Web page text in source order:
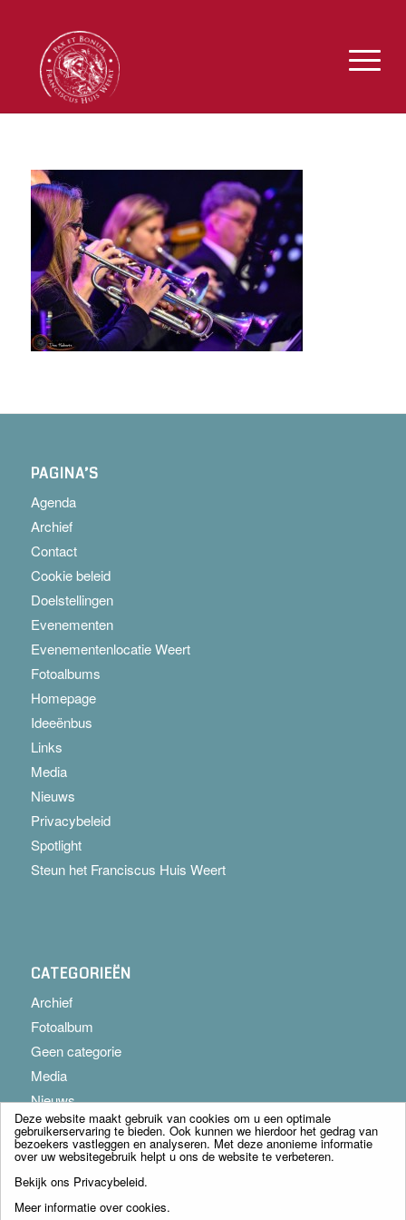
PAGINA’S
Agenda
Archief
Contact
Cookie beleid
Doelstellingen
Evenementen
Evenementenlocatie Weert
Fotoalbums
Homepage
Ideeënbus
Links
Media
Nieuws
Privacybeleid
Spotlight
Steun het Franciscus Huis Weert
CATEGORIEËN
Archief
Fotoalbum
Geen categorie
Media
Nieuws
© Copyright - Franciscus Huis Weert B.V. - webdesign:
Deze website maakt gebruik van cookies om u een optimale
gebruikerservaring te bieden. Ook kunnen we hierdoor het gedrag van
bezoekers vastleggen en analyseren. Met deze anonieme informatie
over uw websitegebruik helpt u ons de website te verbeteren.
Bekijk ons Privacybeleid.
Meer informatie over cookies.